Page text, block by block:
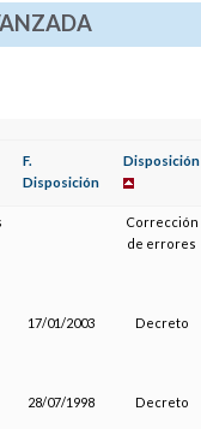
F.
Disposición
Disposición
Corrección
de errores
17/01/2003 Decreto
28/07/1998 Decreto